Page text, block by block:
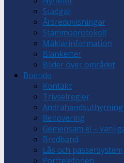
Stadgar
Årsredovisningar
Stämmoprotokoll
Mäklarinformation
Blanketter
Bilder över området
Boende
Kontakt
Trivselregler
Andrahandsuthyrning
Renovering
Gemensam el –
Bredband
Lås och passersystem
Porttelefonen